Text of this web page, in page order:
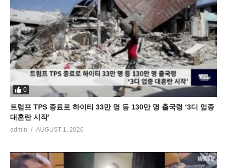
0
트럼프 TPS 종료로 하이티 33만 명 등 130만 명 출국령 ‘3디 업종
대혼란 시작’
admin AUGUST 1, 2026